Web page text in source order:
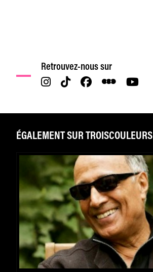
Retrouvez-nous sur
ÉGALEMENT SUR TROISCOULEURS